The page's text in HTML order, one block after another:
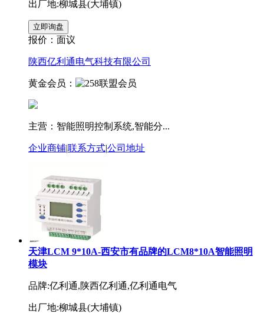
出厂地:柳城县(大埔镇)
报价： 面议
陕西亿利通电气科技有限公司
黄金会员：
主营：智能照明控制系统,智能分...
企业商铺|联系方式|公司地址
天津LCM 9*10A-西安市有品牌的LCM8*10A智能照明
模块
品牌:亿利通,陕西亿利通,亿利通电气
出厂地:柳城县(大埔镇)